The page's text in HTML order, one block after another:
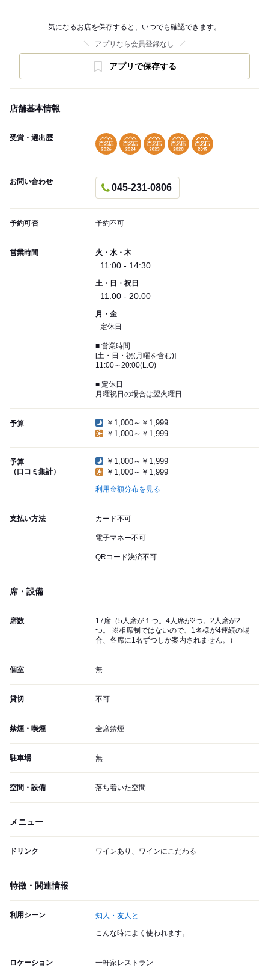
気になるお店を保存すると、いつでも確認できます。
アプリなら会員登録なし
アプリで保存する
店舗基本情報
受賞・選出歴
お問い合わせ
045-231-0806
予約可否 予約不可
営業時間 火・水・木
11:00 - 14:30
土・日・祝日
11:00 - 20:00
月・金
定休日
■ 営業時間
[土・日・祝(月曜を含む)]
11:00～20:00(L.O)
■ 定休日
月曜祝日の場合は翌火曜日
予算
￥1,000～￥1,999
￥1,000～￥1,999
予算
（口コミ集計）
￥1,000～￥1,999
￥1,000～￥1,999
利用金額分布を見る
支払い方法 カード不可
電子マネー不可
QRコード決済不可
席・設備
席数
17席（5人席が１つ。4人席が2つ。2人席が2
つ。 ※相席制ではないので、1名様が4連続の場
合、各席に1名ずつしか案内されません。）
個室 無
貸切 不可
禁煙・喫煙 全席禁煙
駐車場 無
空間・設備 落ち着いた空間
メニュー
ドリンク ワインあり、ワインにこだわる
特徴・関連情報
利用シーン 知人・友人と
こんな時によく使われます。
ロケーション 一軒家レストラン